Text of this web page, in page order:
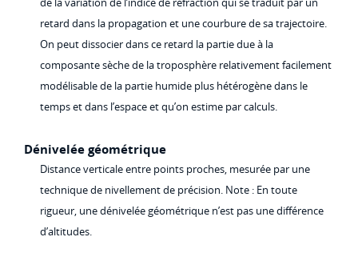
retard dans la propagation et une courbure de sa trajectoire.
On peut dissocier dans ce retard la partie due à la
composante sèche de la troposphère relativement facilement
modélisable de la partie humide plus hétérogène dans le
temps et dans l’espace et qu’on estime par calculs.
Dénivelée géométrique
Distance verticale entre points proches, mesurée par une
technique de nivellement de précision. Note : En toute
rigueur, une dénivelée géométrique n’est pas une différence
d’altitudes.